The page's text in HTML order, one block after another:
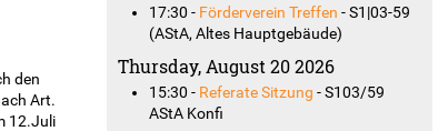
Bildungsrassismus
den
Art.
12.Juli
17:30 - Förderverein Treffen -S1|03-59
(AStA, Altes Hauptgebäude)
Thursday, August 20 2026
15:30 - Referate Sitzung -S103/59
AStA Konfi